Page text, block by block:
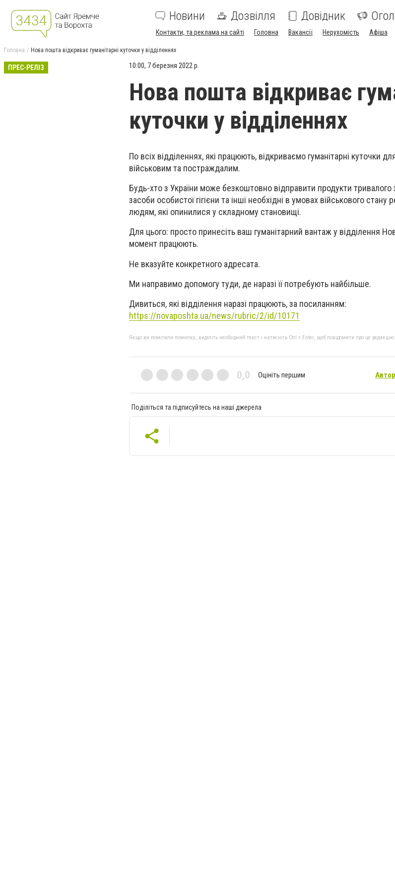
Новини Дозвілля Довідник
Контакти, та реклама на сайті Головна Вакансії Нерухомість Афіша
Головна Нова пошта відкриває гуманітарні куточки у відділеннях
ПРЕС-РЕЛІЗ 10:00, 7 березня 2022 р.
Нова пошта відкриває
куточки у відділеннях
По всіх відділеннях, які працюють, відкриваємо гуманітарні куточки
військовим та постраждалим.
Будь-хто з України може безкоштовно відправити продукти тривалого
засоби особистої гігієни та інші необхідні в умовах військового
людям, які опинилися у складному становищі.
Для цього: просто принесіть ваш гуманітарний вантаж у відділення
момент працюють.
Не вказуйте конкретного адресата.
Ми направимо допомогу туди, де наразі її потребують найбільше.
Дивиться, які відділення наразі працюють, за посиланням:
https://novaposhta.ua/news/rubric/2/id/10171
Якщо ви помітили помилку, виділіть необхідний текст і натисніть Ctrl + Enter, щоб повідомити про це редакцію
0,0 Оцініть першим
Поділіться та підписуйтесь на наші джерела